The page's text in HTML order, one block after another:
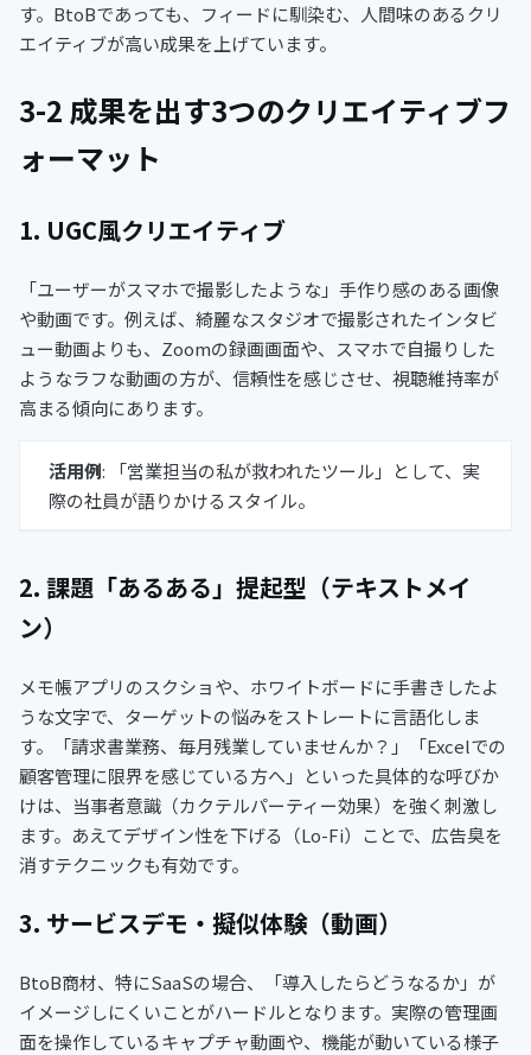
す。BtoBであっても、フィードに馴染む、人間味のあるクリ
エイティブが高い成果を上げています。
3-2 成果を出す3つのクリエイティブフ
ォーマット
1. UGC風クリエイティブ
「ユーザーがスマホで撮影したような」手作り感のある画像
や動画です。例えば、綺麗なスタジオで撮影されたインタビ
ュー動画よりも、Zoomの録画画面や、スマホで自撮りした
ようなラフな動画の方が、信頼性を感じさせ、視聴維持率が
高まる傾向にあります。
活用例: 「営業担当の私が救われたツール」として、実
際の社員が語りかけるスタイル。
2. 課題「あるある」提起型（テキストメイ
ン）
メモ帳アプリのスクショや、ホワイトボードに手書きしたよ
うな文字で、ターゲットの悩みをストレートに言語化しま
す。「請求書業務、毎月残業していませんか？」「Excelでの
顧客管理に限界を感じている方へ」といった具体的な呼びか
けは、当事者意識（カクテルパーティー効果）を強く刺激し
ます。あえてデザイン性を下げる（Lo-Fi）ことで、広告臭を
消すテクニックも有効です。
3. サービスデモ・擬似体験（動画）
BtoB商材、特にSaaSの場合、「導入したらどうなるか」が
イメージしにくいことがハードルとなります。実際の管理画
面を操作しているキャプチャ動画や、機能が動いている様子